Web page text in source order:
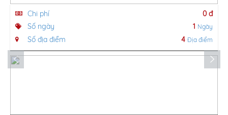
Chi phí
0 đ
Số ngày
1 Ngày
Số địa điểm 4 Địa điểm